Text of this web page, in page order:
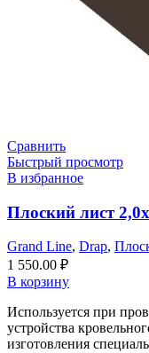
Сравнить
Быстрый просмотр
В избранное
Плоский лист
Grand Line, Drap,
1 550.00 ₽
В корзину
Используется при
устройства
изготовления